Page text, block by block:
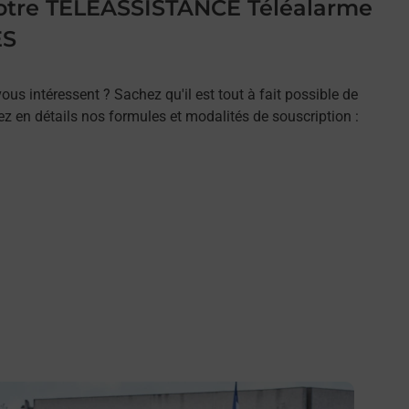
TELEASSISTANCE Téléalarme
intéressent ? Sachez qu'il est tout à fait possible de
en détails nos formules et modalités de souscription :